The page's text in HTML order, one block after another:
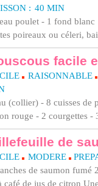
: 40 MIN
poulet - 1 fond
poireaux ou céleri,
facile
RAISONNABLE
(collier) - 8 cuisses de
rouge - 2 courgettes -
de
MODERE
de saumon fumé
café de jus de citron